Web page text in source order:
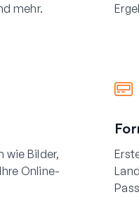
mehr.
wie Bilder,
Online-